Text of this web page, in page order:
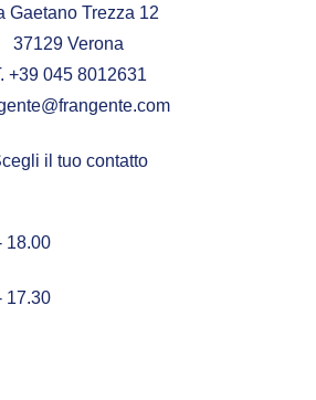
Gaetano Trezza 12
37129 Verona
+39 045 8012631
il tuo contatto
18.00
17.30